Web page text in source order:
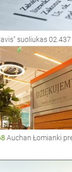
suoliukas
Auchan Łomianki